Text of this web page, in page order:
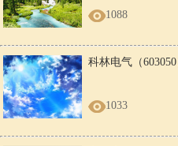
1088
科林电气（
1033